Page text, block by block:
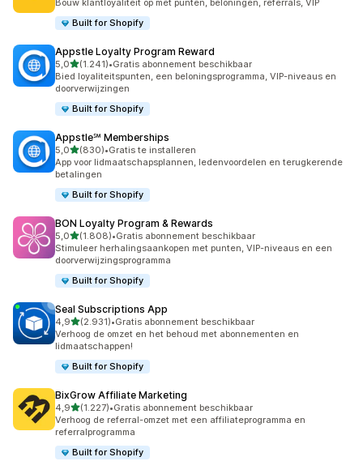
Bouw klantloyaliteit op met punten, beloningen, referrals, VIP
Built for Shopify
Appstle Loyalty Program Reward
5,0van 5 sterren
(1.241)
1241 recensies in totaal
•Gratis abonnement beschikbaar
Bied loyaliteitspunten, een beloningsprogramma, VIP-niveaus en
doorverwijzingen
Built for Shopify
Appstle℠ Memberships
5,0van 5 sterren
(830)
830 recensies in totaal
•Gratis te installeren
App voor lidmaatschapsplannen, ledenvoordelen en terugkerende
betalingen
Built for Shopify
BON Loyalty Program & Rewards
5,0van 5 sterren
(1.808)
1808 recensies in totaal
•Gratis abonnement beschikbaar
Stimuleer herhalingsaankopen met punten, VIP-niveaus en een
doorverwijzingsprogramma
Built for Shopify
Seal Subscriptions App
4,9van 5 sterren
(2.931)
2931 recensies in totaal
•Gratis abonnement beschikbaar
Verhoog de omzet en het behoud met abonnementen en
lidmaatschappen!
Built for Shopify
BixGrow Affiliate Marketing
4,9van 5 sterren
(1.227)
1227 recensies in totaal
•Gratis abonnement beschikbaar
Verhoog de referral-omzet met een affiliateprogramma en
referralprogramma
Built for Shopify